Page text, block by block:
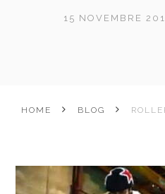
15 NOVEMBRE
HOME BLOG